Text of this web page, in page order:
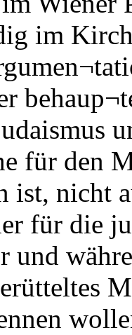
im
für den
ist, nicht
für die
und